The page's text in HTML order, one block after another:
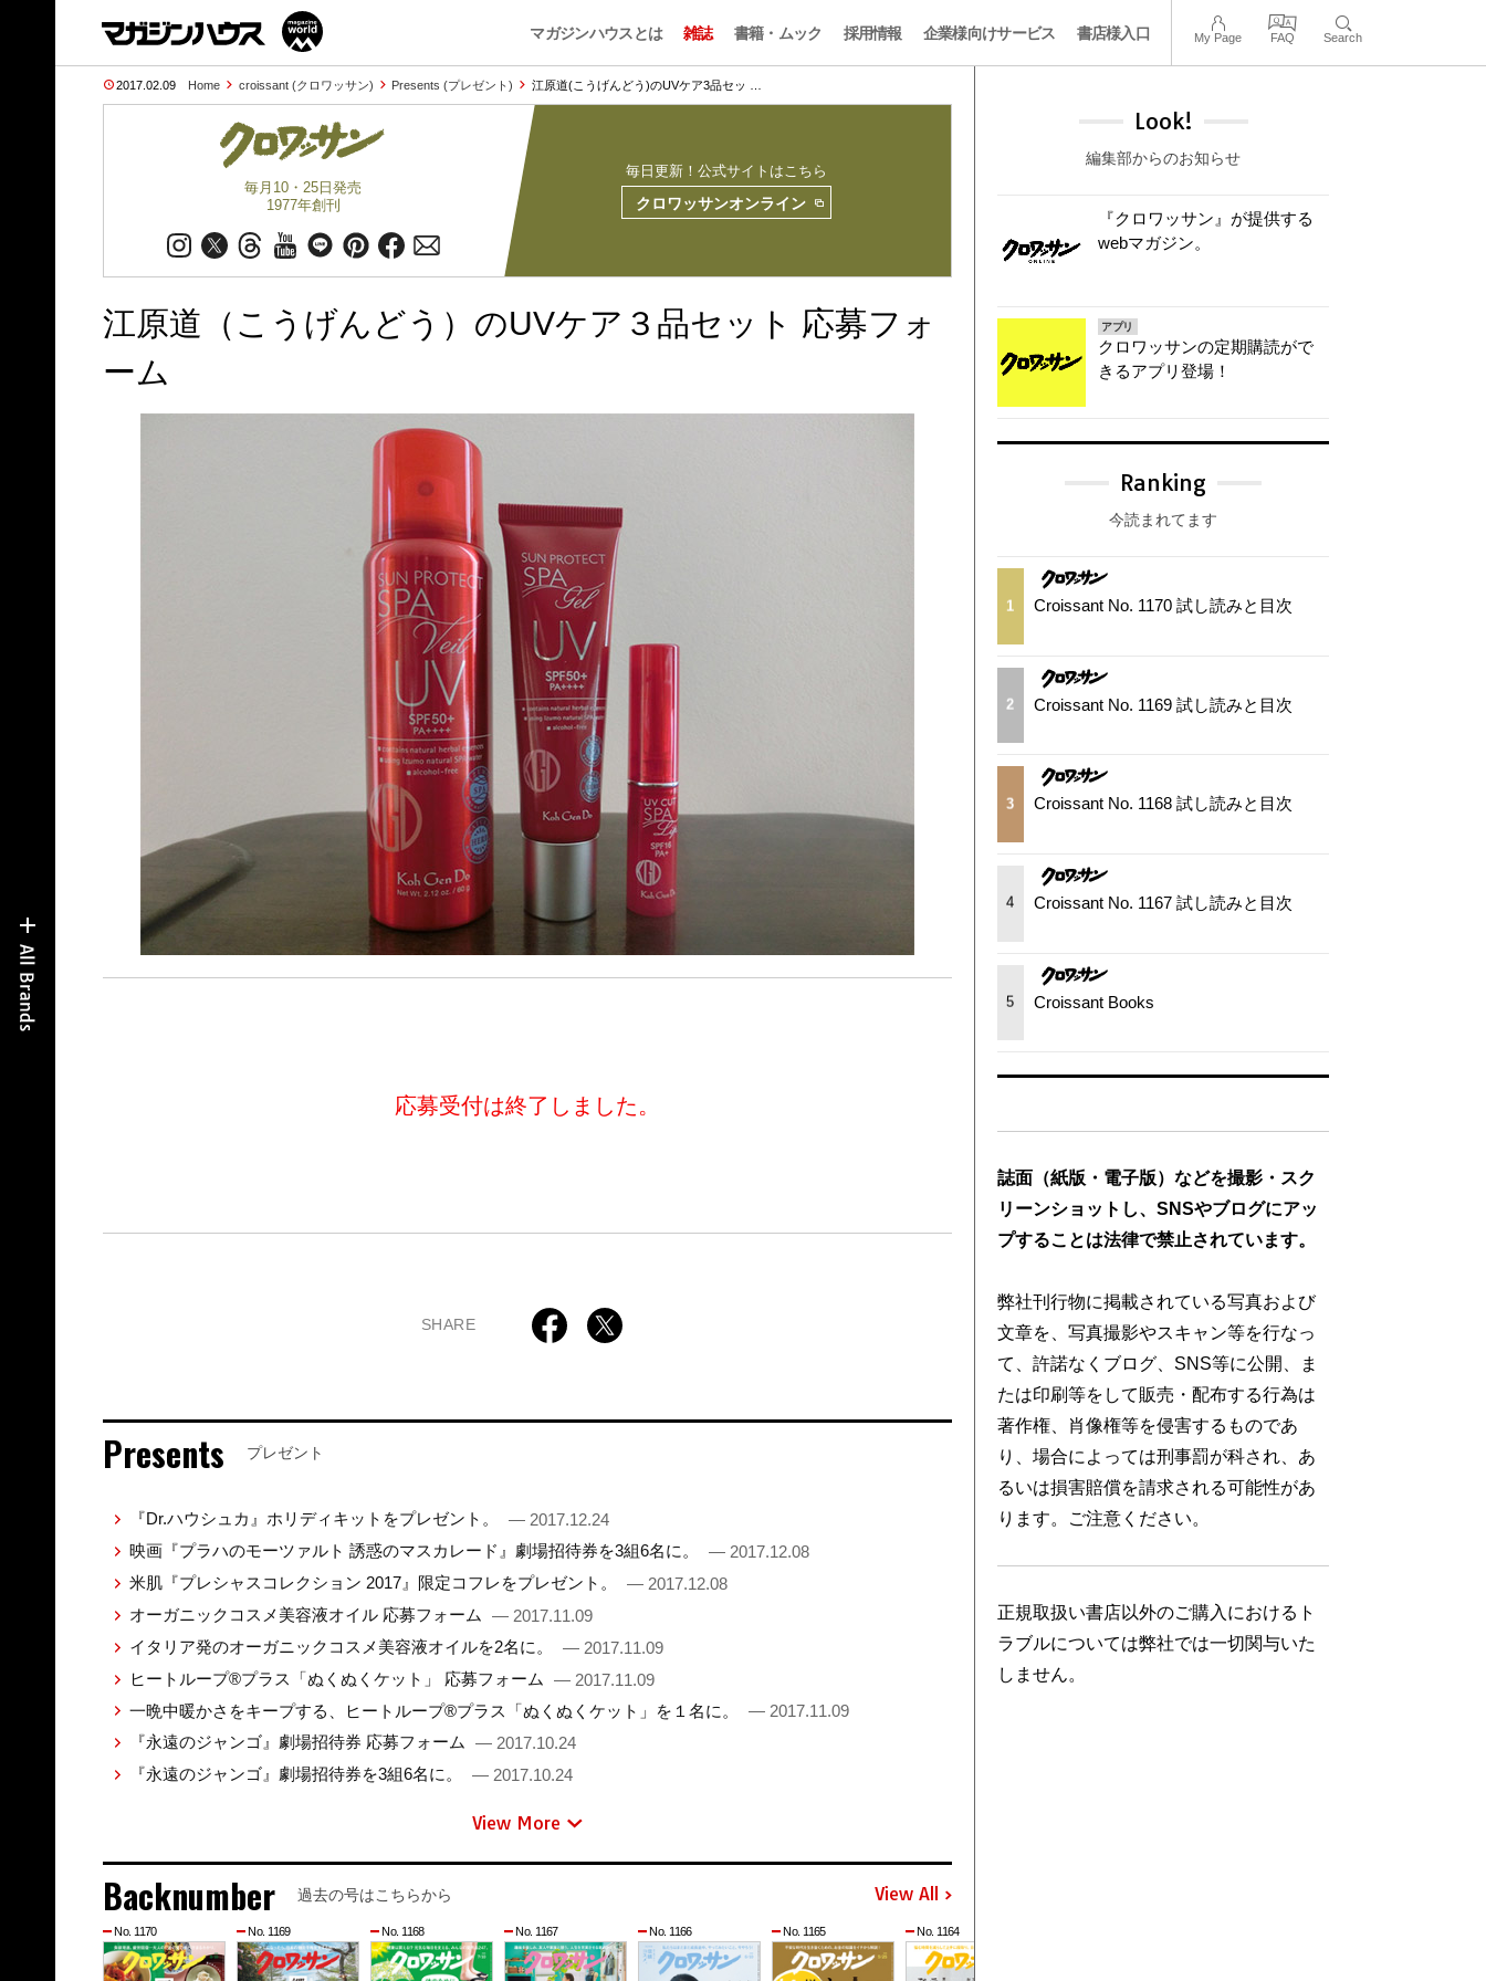
マガジンハウスとは 雑誌 書籍・ムック 採用情報 企業様向けサービス 書店様入口 My Page FAQ Search
2017.02.09 Home croissant (クロワッサン) Presents (プレゼント) 江原道(こうげんどう)のUVケア3品セッ …
毎月10・25日発売
1977年創刊
毎日更新！公式サイトはこちら
クロワッサンオンライン
江原道（こうげんどう）のUVケア３品セット 応募フォ
ーム
応募受付は終了しました。
SHARE
Presents プレゼント
『Dr.ハウシュカ』ホリディキットをプレゼント。
— 2017.12.24
映画『プラハのモーツァルト 誘惑のマスカレード』劇場招待券を3組6名に。
— 2017.12.08
米肌『プレシャスコレクション 2017』限定コフレをプレゼント。
— 2017.12.08
オーガニックコスメ美容液オイル 応募フォーム
— 2017.11.09
イタリア発のオーガニックコスメ美容液オイルを2名に。
— 2017.11.09
ヒートループ®プラス「ぬくぬくケット」 応募フォーム
— 2017.11.09
一晩中暖かさをキープする、ヒートループ®プラス「ぬくぬくケット」を１名に。
— 2017.11.09
『永遠のジャンゴ』劇場招待券 応募フォーム — 2017.10.24
『永遠のジャンゴ』劇場招待券を3組6名に。
— 2017.10.24
View More
Backnumber 過去の号はこちらから View All
No. 1170 No. 1169 No. 1168 No. 1167 No. 1166 No. 1165 No. 1164
Look!
編集部からのお知らせ
『クロワッサン』が提供する
webマガジン。
アプリ
クロワッサンの定期購読がで
きるアプリ登場！
Ranking
今読まれてます
1 Croissant No. 1170 試し読みと目次
2 Croissant No. 1169 試し読みと目次
3 Croissant No. 1168 試し読みと目次
4 Croissant No. 1167 試し読みと目次
5 Croissant Books
誌面（紙版・電子版）などを撮影・スク
リーンショットし、SNSやブログにアッ
プすることは法律で禁止されています。
弊社刊行物に掲載されている写真および
文章を、写真撮影やスキャン等を行なっ
て、許諾なくブログ、SNS等に公開、ま
たは印刷等をして販売・配布する行為は
著作権、肖像権等を侵害するものであ
り、場合によっては刑事罰が科され、あ
るいは損害賠償を請求される可能性があ
ります。ご注意ください。
正規取扱い書店以外のご購入におけるト
ラブルについては弊社では一切関与いた
しません。